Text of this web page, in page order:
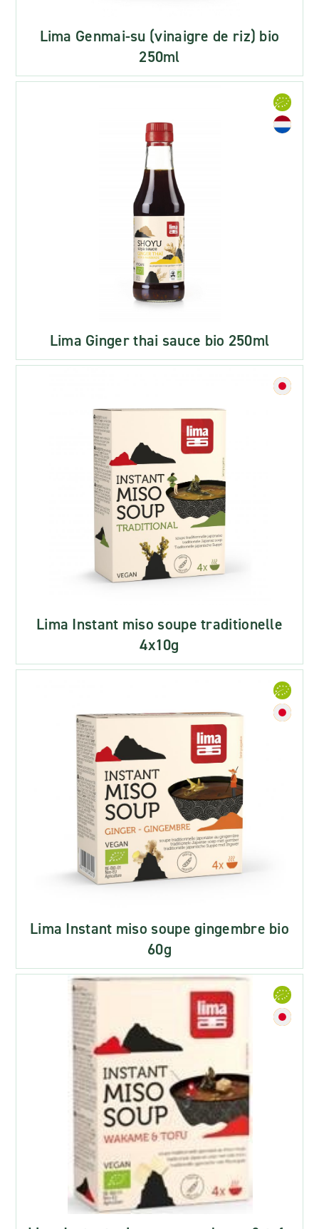
Lima Genmai-su (vinaigre de riz) bio
250ml
Lima Ginger thai sauce bio 250ml
Lima Instant miso soupe traditionelle
4x10g
Lima Instant miso soupe gingembre bio
60g